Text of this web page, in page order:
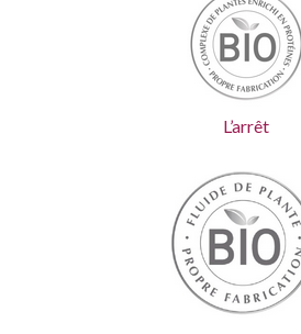
L’arrêt